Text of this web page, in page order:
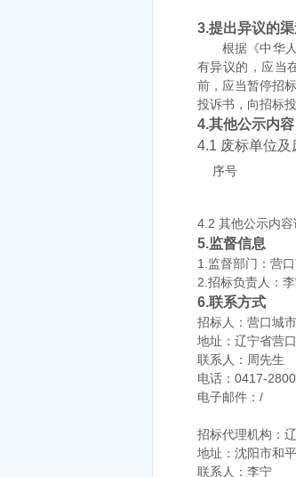
3.提出异议的
根据《中华
有异议的，应当
前，应当暂停招
投诉书，向招标
4.其他公示内容
4.1 废标单位及
序号
4.2 其他公示内容
5.监督信息
1. 监督部门：营
2. 招标负责人：
6.联系方式
招标人：营口城
地址：辽宁省营
联系人： 周先生
电话： 0417-
电子邮件： /
招标代理机构：
地址：沈阳市和
联系人： 李宁